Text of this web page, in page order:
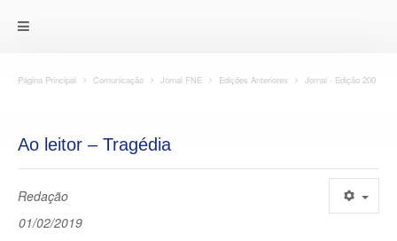
Página Principal Comunicação Jornal FNE Edições Anteriores Jornal - Edição 200
Ao leitor – Tragédia
Redação
01/02/2019